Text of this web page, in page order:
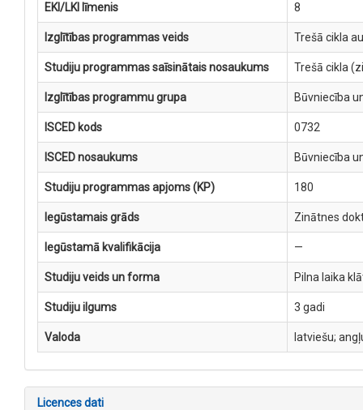
EKI/LKI līmenis 8
Izglītības programmas veids Trešā cikla
Studiju programmas saīsinātais nosaukums Trešā cikla
Izglītības programmu grupa Būvniecība
ISCED kods 0732
ISCED nosaukums Būvniecība
Studiju programmas apjoms (KP) 180
Iegūstamais grāds Zinātnes
Iegūstamā kvalifikācija —
Studiju veids un forma Pilna laika
Studiju ilgums 3 gadi
Valoda latviešu;
Licences dati